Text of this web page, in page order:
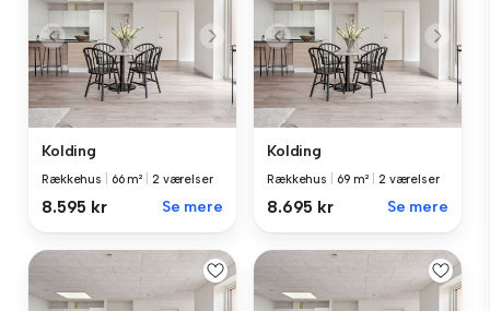
Kolding
Rækkehus 66 m² 2 værelser
8.595 kr Se mere
Kolding
Rækkehus 69 m² 2 værelser
8.695 kr Se mere